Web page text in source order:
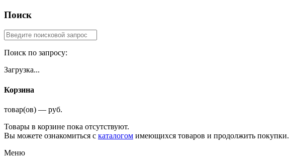
Поиск
Поиск по запросу:
Загрузка...
Корзина
товар(ов) — руб.
Товары в корзине пока отсутствуют.
Вы можете ознакомиться с каталогом имеющихся товаров и продолжить покупки.
Меню